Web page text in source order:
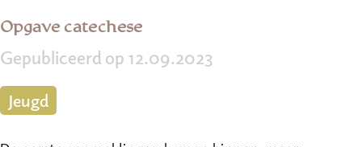
Opgave catechese
Gepubliceerd op 12.09.2023
Jeugd